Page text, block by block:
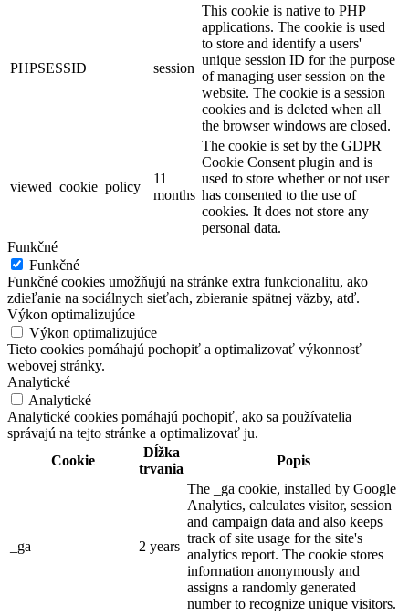
PHPSESSID session
This cookie is native to PHP
applications. The cookie is used
to store and identify a users'
unique session ID for the purpose
of managing user session on the
website. The cookie is a session
cookies and is deleted when all
the browser windows are closed.
viewed_cookie_policy
11
months
The cookie is set by the GDPR
Cookie Consent plugin and is
used to store whether or not user
has consented to the use of
cookies. It does not store any
personal data.
Funkčné
Funkčné
Funkčné cookies umožňujú na stránke extra funkcionalitu, ako
zdieľanie na sociálnych sieťach, zbieranie spätnej väzby, atď.
Výkon optimalizujúce
Výkon optimalizujúce
Tieto cookies pomáhajú pochopiť a optimalizovať výkonnosť
webovej stránky.
Analytické
Analytické
Analytické cookies pomáhajú pochopiť, ako sa používatelia
správajú na tejto stránke a optimalizovať ju.
Cookie
Dĺžka
trvania
Popis
_ga 2 years
The _ga cookie, installed by Google
Analytics, calculates visitor, session
and campaign data and also keeps
track of site usage for the site's
analytics report. The cookie stores
information anonymously and
assigns a randomly generated
number to recognize unique visitors.